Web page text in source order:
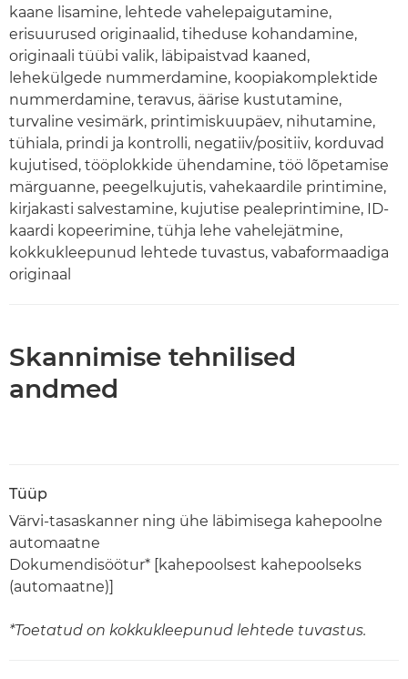
kaane lisamine, lehtede vahelepaigutamine,
erisuurused originaalid, tiheduse kohandamine,
originaali tüübi valik, läbipaistvad kaaned,
lehekülgede nummerdamine, koopiakomplektide
nummerdamine, teravus, äärise kustutamine,
turvaline vesimärk, printimiskuupäev, nihutamine,
tühiala, prindi ja kontrolli, negatiiv/positiiv, korduvad
kujutised, tööplokkide ühendamine, töö lõpetamise
märguanne, peegelkujutis, vahekaardile printimine,
kirjakasti salvestamine, kujutise pealeprintimine, ID-
kaardi kopeerimine, tühja lehe vahelejätmine,
kokkukleepunud lehtede tuvastus, vabaformaadiga
originaal
Skannimise tehnilised
andmed
Tüüp
Värvi-tasaskanner ning ühe läbimisega kahepoolne
automaatne
Dokumendisöötur* [kahepoolsest kahepoolseks
(automaatne)]
*Toetatud on kokkukleepunud lehtede tuvastus.